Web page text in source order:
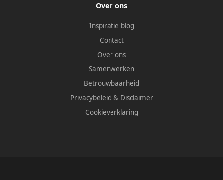
Over ons
Inspiratie blog
Contact
Over ons
Samenwerken
Betrouwbaarheid
Privacybeleid & Disclaimer
Cookieverklaring